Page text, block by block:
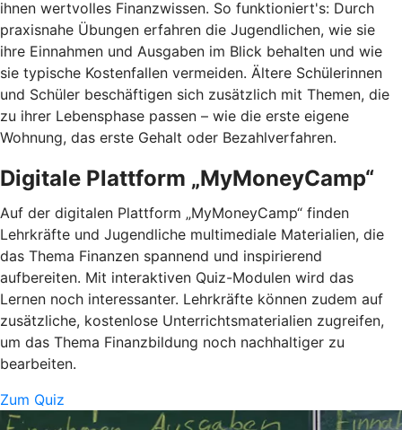
ihnen wertvolles Finanzwissen. So funktioniert's: Durch
praxisnahe Übungen erfahren die Jugendlichen, wie sie
ihre Einnahmen und Ausgaben im Blick behalten und wie
sie typische Kostenfallen vermeiden. Ältere Schülerinnen
und Schüler beschäftigen sich zusätzlich mit Themen, die
zu ihrer Lebensphase passen – wie die erste eigene
Wohnung, das erste Gehalt oder Bezahlverfahren.
Digitale Plattform „MyMoneyCamp“
Auf der digitalen Plattform „MyMoneyCamp“ finden
Lehrkräfte und Jugendliche multimediale Materialien, die
das Thema Finanzen spannend und inspirierend
aufbereiten. Mit interaktiven Quiz-Modulen wird das
Lernen noch interessanter. Lehrkräfte können zudem auf
zusätzliche, kostenlose Unterrichtsmaterialien zugreifen,
um das Thema Finanzbildung noch nachhaltiger zu
bearbeiten.
Zum Quiz